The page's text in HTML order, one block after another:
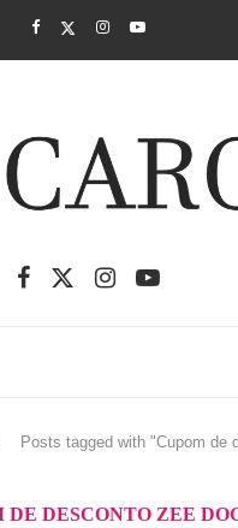
Posts tagged with "Cupom de
DE DESCONTO ZEE